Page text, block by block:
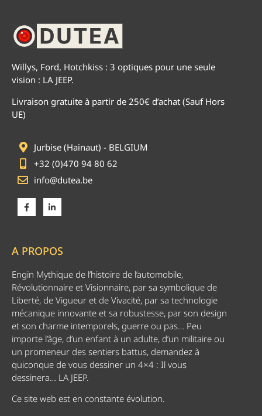
Willys, Ford, Hotchkiss : 3 optiques pour une seule
vision : LA JEEP.
Livraison gratuite à partir de 250€ d’achat (Sauf Hors
UE)
Jurbise (Hainaut) - BELGIUM
+32 (0)470 94 80 62
info@dutea.be
A PROPOS
Engin Mythique de l’histoire de l’automobile,
Révolutionnaire et Visionnaire, par sa symbolique de
Liberté, de Vigueur et de Vivacité, par sa technologie
mécanique innovante et sa robustesse, par son design
et son charme intemporels, guerre ou pas… Peu
importe l’âge, d’un enfant à un adulte, d’un militaire ou
un promeneur des sentiers battus, demandez à
quiconque de vous dessiner un 4×4 : Il vous
dessinera… LA JEEP.
Ce site web est en constante évolution.